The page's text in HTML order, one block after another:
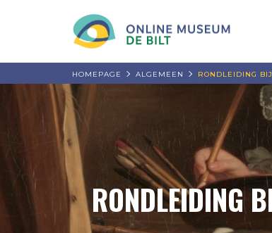
HOMEPAGE ALGEMEEN RONDLEIDING
RONDLEIDING